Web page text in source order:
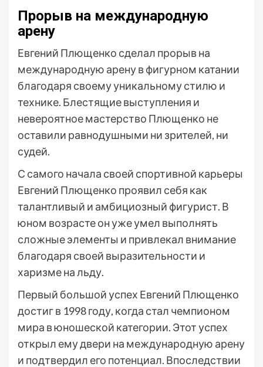
Прорыв на международную
арену
Евгений Плющенко сделал прорыв на
международную арену в фигурном катании
благодаря своему уникальному стилю и
технике. Блестящие выступления и
невероятное мастерство Плющенко не
оставили равнодушными ни зрителей, ни
судей.
С самого начала своей спортивной карьеры
Евгений Плющенко проявил себя как
талантливый и амбициозный фигурист. В
юном возрасте он уже умел выполнять
сложные элементы и привлекал внимание
благодаря своей выразительности и
харизме на льду.
Первый большой успех Евгений Плющенко
достиг в 1998 году, когда стал чемпионом
мира в юношеской категории. Этот успех
открыл ему двери на международную арену
и подтвердил его потенциал. Впоследствии